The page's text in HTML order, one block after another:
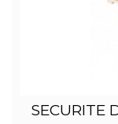
SECURITE